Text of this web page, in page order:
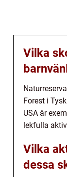
Vilka
Forest i
USA är
lekfulla
Vilka
dessa